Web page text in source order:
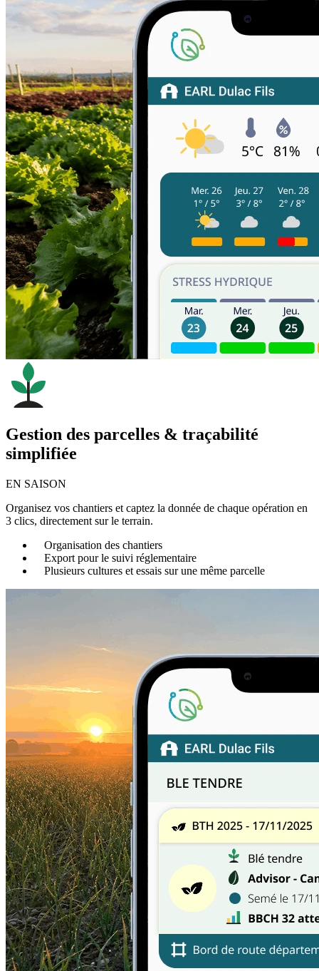
Gestion des parcelles & traçabilité
simplifiée
EN SAISON
Organisez vos chantiers et captez la donnée de chaque opération en
3 clics, directement sur le terrain.
Organisation des chantiers
Export pour le suivi réglementaire
Plusieurs cultures et essais sur une même parcelle